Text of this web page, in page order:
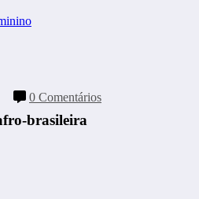
0 Comentários
brasileira